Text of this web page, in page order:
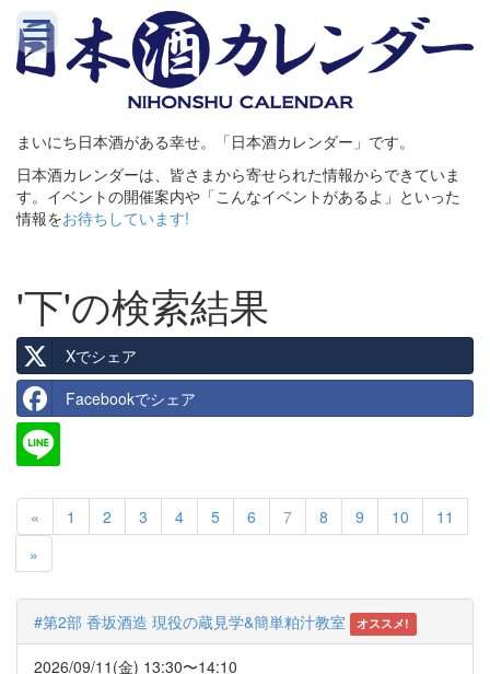
まいにち日本酒がある幸せ。「日本酒カレンダー」です。
日本酒カレンダーは、皆さまから寄せられた情報からできていま
す。イベントの開催案内や「こんなイベントがあるよ」といった
情報をお待ちしています!
'下'の検索結果
Xでシェア
Facebookでシェア
« Previous
1 2 3 4 5 6 7 8 9 10
11
»
#第2部 香坂酒造 現役の蔵見学&簡単粕汁教室 オススメ!
2026/09/11(金) 13:30〜14:10